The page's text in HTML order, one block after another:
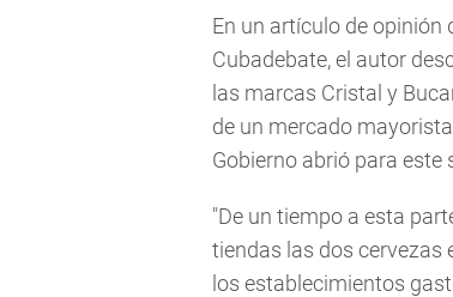
En un artículo de opinión
Cubadebate, el autor
las marcas Cristal y
de un mercado
Gobierno abrió para este
"De un tiempo a esta
tiendas las dos cervezas
los establecimientos